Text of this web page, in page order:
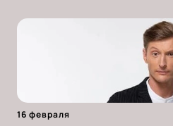
16 февраля